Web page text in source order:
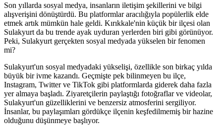
Son yıllarda sosyal medya, insanların iletişim şekillerini ve bilgi
alışverişini dönüştürdü. Bu platformlar aracılığıyla popülerlik elde
etmek artık mümkün hale geldi. Kırıkkale'nin küçük bir ilçesi olan
Sulakyurt da bu trende ayak uyduran yerlerden biri gibi görünüyor.
Peki, Sulakyurt gerçekten sosyal medyada yükselen bir fenomen
mi?
Sulakyurt'un sosyal medyadaki yükselişi, özellikle son birkaç yılda
büyük bir ivme kazandı. Geçmişte pek bilinmeyen bu ilçe,
Instagram, Twitter ve TikTok gibi platformlarda giderek daha fazla
yer almaya başladı. Ziyaretçilerin paylaştığı fotoğraflar ve videolar,
Sulakyurt'un güzelliklerini ve benzersiz atmosferini sergiliyor.
İnsanlar, bu paylaşımları gördükçe ilçenin keşfedilmemiş bir hazine
olduğunu düşünmeye başlıyor.